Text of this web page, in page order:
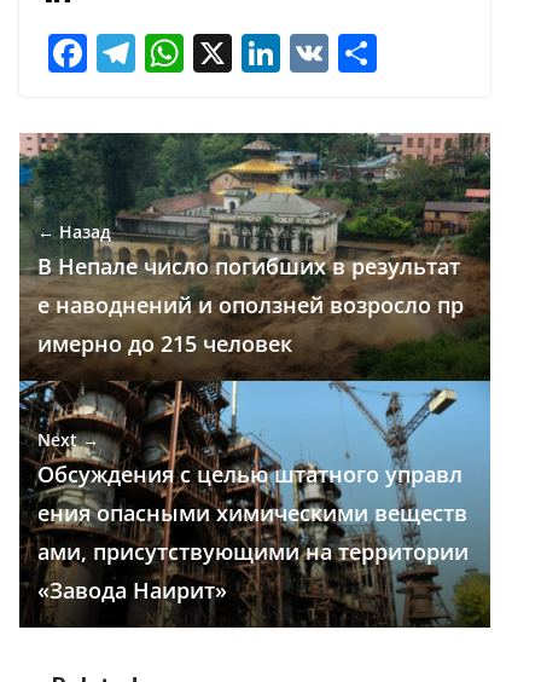
F
e
b
o
o
k
T
e
gr
a
m
W
at
s
A
p
p
X Li
k
e
dI
n
V
п
р
а
в
и
т
ь
← Назад
В Непале число погибших в результат
е наводнений и оползней возросло пр
имерно до 215 человек
Next →
Обсуждения с целью штатного управл
ения опасными химическими веществ
ами, присутствующими на территории
«Завода Наирит»